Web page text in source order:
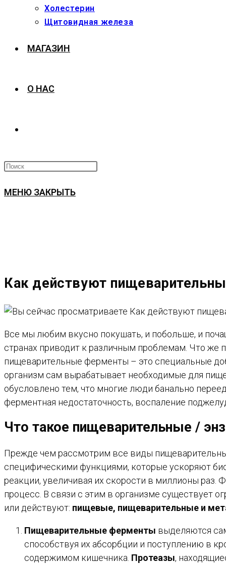
Холестерин
Щитовидная железа
МАГАЗИН
О НАС
ПОИСК
САЙТУ
МЕНЮ ЗАКРЫТЬ
Как действуют
Все мы любим вкусно покушать, и побольше, и
странах приводит к различным проблемам. Что
пищеварительные ферменты – это специальные
организм сам вырабатывает необходимые для
обусловлено тем, что многие люди банально
ферментная недостаточность, воспаление
Что такое пищеварительные /
Прежде чем рассмотрим все виды
специфическими функциями, которые ускоряют
реакции, увеличивая их скорости в миллионы раз.
процесс. В связи с этим в организме существует
или действуют: пищевые, пищеварительные и
Пищеварительные ферменты выделяются
способствуя их абсорбции и поступлению в
содержимом кишечника. Протеазы,